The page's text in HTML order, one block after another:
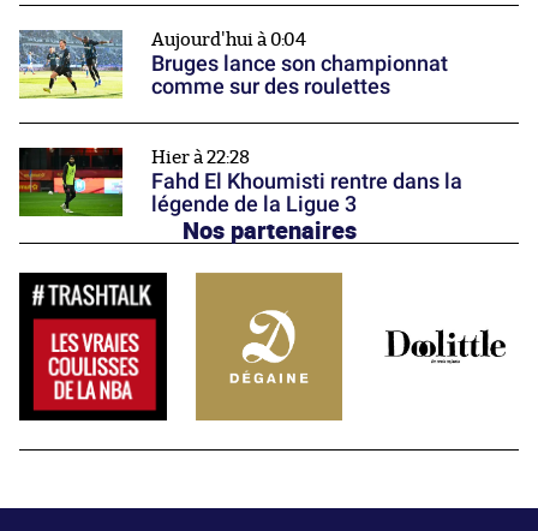
Aujourd'hui à 0:04
Bruges lance son championnat
comme sur des roulettes
Hier à 22:28
Fahd El Khoumisti rentre dans la
légende de la Ligue 3
Nos partenaires